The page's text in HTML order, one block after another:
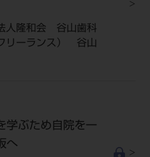
人隆和会 谷山歯科
リーランス） 谷山
学ぶため自院を一
へ